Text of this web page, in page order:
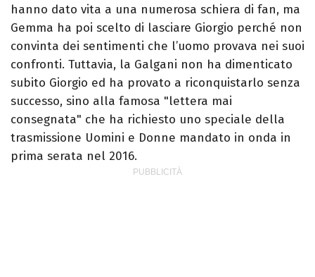
hanno dato vita a una numerosa schiera di fan, ma
Gemma ha poi scelto di lasciare Giorgio perché non
convinta dei sentimenti che l’uomo provava nei suoi
confronti. Tuttavia, la Galgani non ha dimenticato
subito Giorgio ed ha provato a riconquistarlo senza
successo, sino alla famosa "lettera mai
consegnata" che ha richiesto uno speciale della
trasmissione Uomini e Donne mandato in onda in
prima serata nel 2016.